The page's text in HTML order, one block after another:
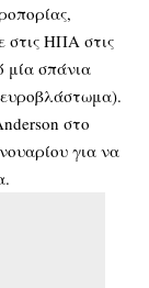
στις ΗΠΑ στις
μία σπάνια
στο
για να